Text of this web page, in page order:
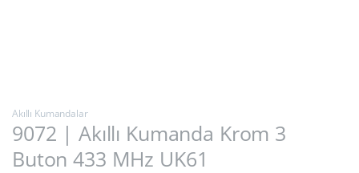
Akıllı Kumandalar
9072 | Akıllı Kumanda Krom 3
Buton 433 MHz UK61